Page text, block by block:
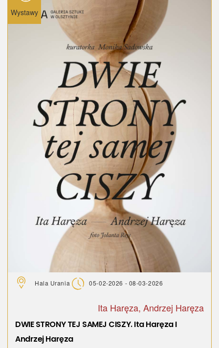
Wystawy
Hala Urania 05-02-2026 - 08-03-2026
Ita Haręza, Andrzej Haręza
DWIE STRONY TEJ SAMEJ CISZY. Ita Haręza I
Andrzej Haręza